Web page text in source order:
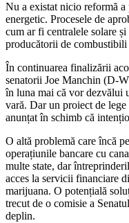
Nu a existat nicio reformă a
energetic. Procesele de
cum ar fi centralele solare
producătorii de
În continuarea finalizării
senatorii Joe Manchin (D-
în luna mai că vor dezvălui
vară. Dar un proiect de
anunțat în schimb că
O altă problemă care încă
operațiunile bancare cu
multe state, dar
acces la servicii financiare
marijuana. O potențială
trecut de o comisie a
deplin.